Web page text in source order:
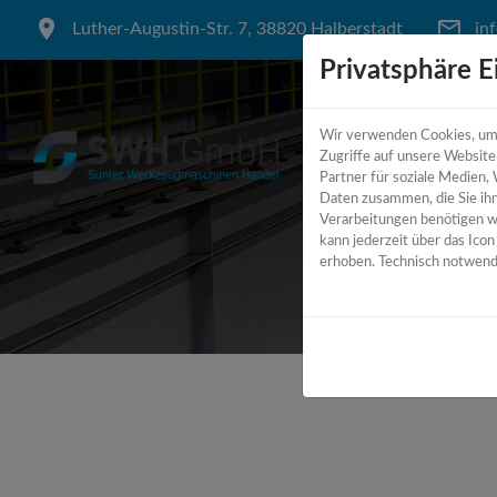
Luther-Augustin-Str. 7, 38820 Halberstadt
Privatsphäre
Wir verwenden Cookies,
Zugriffe auf unsere
Partner für soziale
Daten zusammen, die Sie
Verarbeitungen benötigen
kann jederzeit über das
erhoben. Technisch